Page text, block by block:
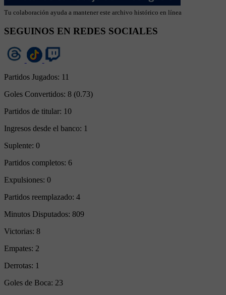
Tu colaboración ayuda a mantener este archivo histórico en línea
SEGUINOS EN REDES SOCIALES
Partidos Jugados: 11
Goles Convertidos: 8 (0.73)
Partidos de titular: 10
Ingresos desde el banco: 1
Suplente: 0
Partidos completos: 6
Expulsiones: 0
Partidos reemplazado: 4
Minutos Disputados: 809
Victorias: 8
Empates: 2
Derrotas: 1
Goles de Boca: 23